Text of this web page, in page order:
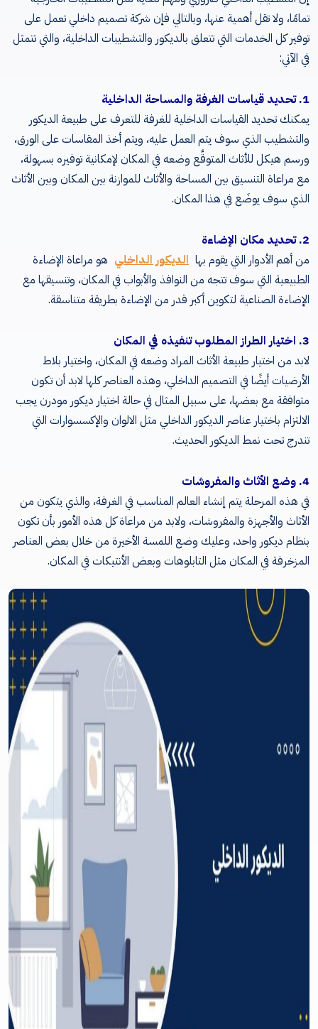
تمامًا، ولا تقل أهمية عنها، وبالتالي فإن شركة تصميم داخلي تعمل على
توفير كل الخدمات التي تتعلق بالديكور والتشطيبات الداخلية، والتي تتمثل
في الآتي:
1. تحديد قياسات الغرفة والمساحة الداخلية
يمكنك تحديد القياسات الداخلية للغرفة للتعرف على طبيعة الديكور
والتشطيب الذي سوف يتم العمل عليه، ويتم أخذ المقاسات على الورق،
ورسم هيكل للأثاث المتوقَّع وضعه في المكان لإمكانية توفيره بسهولة،
مع مراعاة التنسيق بين المساحة والأثاث للموازنة بين المكان وبين الأثاث
الذي سوف يوضَع في هذا المكان.
2. تحديد مكان الإضاءة
من أهم الأدوار التي يقوم بها الديكور الداخلي هو مراعاة الإضاءة
الطبيعية التي سوف تتجه من النوافذ والأبواب في المكان، وتنسيقها مع
الإضاءة الصناعية لتكوين أكبر قدر من الإضاءة بطريقة متناسقة.
3. اختيار الطراز المطلوب تنفيذه في المكان
لابد من اختيار طبيعة الأثاث المراد وضعه في المكان، واختيار بلاط
الأرضيات أيضًا في التصميم الداخلي، وهذه العناصر كلها لابد أن تكون
متوافقة مع بعضها، على سبيل المثال في حالة اختيار ديكور مودرن يجب
الالتزام باختيار عناصر الديكور الداخلي مثل الالوان والإكسسوارات التي
تندرج تحت نمط الديكور الحديث.
4. وضع الأثاث والمفروشات
في هذه المرحلة يتم إنشاء العالم المناسب في الغرفة، والذي يتكون من
الأثاث والأجهزة والمفروشات، ولابد من مراعاة كل هذه الأمور بأن تكون
بنظام ديكور واحد، وعليك وضع اللمسة الأخيرة من خلال بعض العناصر
المزخرفة في المكان مثل التابلوهات وبعض الأنتيكات في المكان.